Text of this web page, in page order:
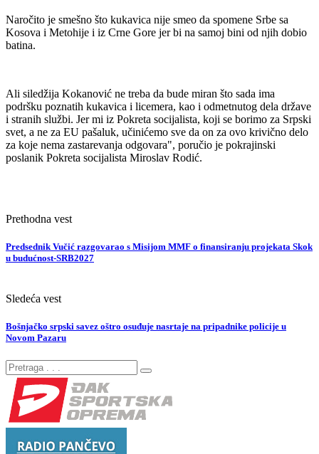
Naročito je smešno što kukavica nije smeo da spomene Srbe sa
Kosova i Metohije i iz Crne Gore jer bi na samoj bini od njih dobio
batina.
Ali siledžija Kokanović ne treba da bude miran što sada ima
podršku poznatih kukavica i licemera, kao i odmetnutog dela države
i stranih službi. Jer mi iz Pokreta socijalista, koji se borimo za Srpski
svet, a ne za EU pašaluk, učinićemo sve da on za ovo krivično delo
za koje nema zastarevanja odgovara", poručio je pokrajinski
poslanik Pokreta socijalista Miroslav Rodić.
Prethodna vest
Predsednik Vučić razgovarao s Misijom MMF o finansiranju projekata Skok
u budućnost-SRB2027
Sledeća vest
Bošnjačko srpski savez oštro osuđuje nasrtaje na pripadnike policije u
Novom Pazaru